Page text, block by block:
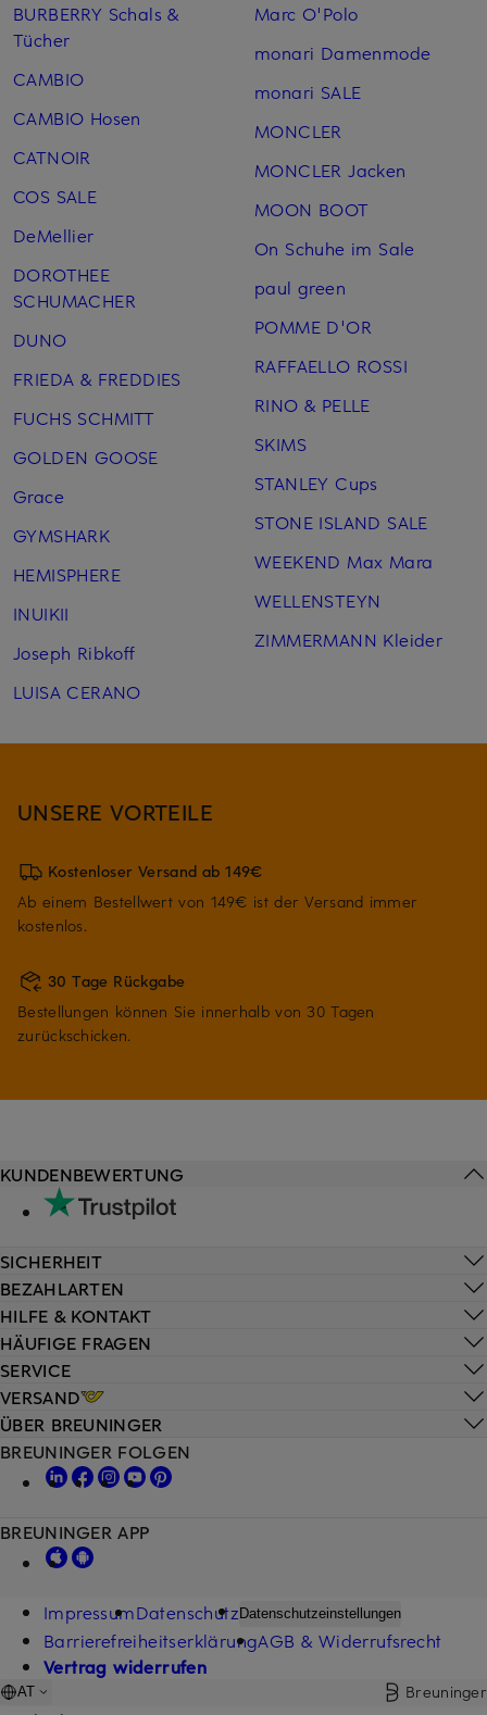
BURBERRY Schals &
Tücher
CAMBIO
CAMBIO Hosen
CATNOIR
COS SALE
DeMellier
DOROTHEE
SCHUMACHER
DUNO
FRIEDA & FREDDIES
FUCHS SCHMITT
GOLDEN GOOSE
Grace
GYMSHARK
HEMISPHERE
INUIKII
Joseph Ribkoff
LUISA CERANO
Marc O'Polo
monari Damenmode
monari SALE
MONCLER
MONCLER Jacken
MOON BOOT
On Schuhe im Sale
paul green
POMME D'OR
RAFFAELLO ROSSI
RINO & PELLE
SKIMS
STANLEY Cups
STONE ISLAND SALE
WEEKEND Max Mara
WELLENSTEYN
ZIMMERMANN Kleider
UNSERE VORTEILE
Kostenloser Versand ab 149€
Ab einem Bestellwert von 149€ ist der Versand immer
kostenlos.
30 Tage Rückgabe
Bestellungen können Sie innerhalb von 30 Tagen
zurückschicken.
HILFE & KONTAKT
HÄUFIGE FRAGEN
SERVICE
VERSAND
KUNDENBEWERTUNG
SICHERHEIT
BEZAHLARTEN
ÜBER BREUNINGER
BREUNINGER FOLGEN
BREUNINGER APP
ImpressumDatenschutz Datenschutzeinstellungen
BarrierefreiheitserklärungAGB & Widerrufsrecht
Vertrag widerrufen
AT Breuninger